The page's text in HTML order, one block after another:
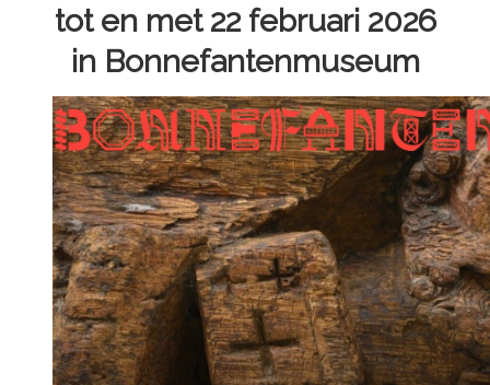
tot en met 22 februari 2026
in Bonnefantenmuseum